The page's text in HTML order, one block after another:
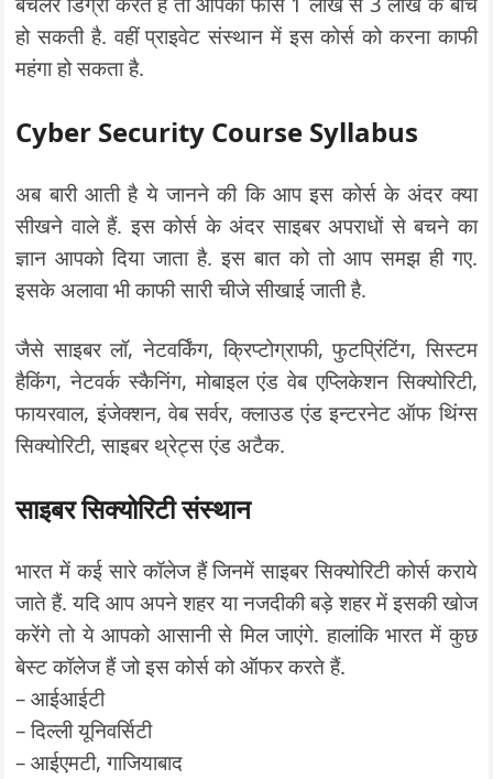
हो सकती है. वहीं प्राइवेट संस्थान में इस कोर्स को करना काफी
महंगा हो सकता है.
Cyber Security Course Syllabus
अब बारी आती है ये जानने की कि आप इस कोर्स के अंदर क्या
सीखने वाले हैं. इस कोर्स के अंदर साइबर अपराधों से बचने का
ज्ञान आपको दिया जाता है. इस बात को तो आप समझ ही गए.
इसके अलावा भी काफी सारी चीजे सीखाई जाती है.
जैसे साइबर लॉ, नेटवर्किंग, क्रिप्टोग्राफी, फुटप्रिंटिंग, सिस्टम
हैकिंग, नेटवर्क स्कैनिंग, मोबाइल एंड वेब एप्लिकेशन सिक्योरिटी,
फायरवाल, इंजेक्शन, वेब सर्वर, क्लाउड एंड इन्टरनेट ऑफ थिंग्स
सिक्योरिटी, साइबर थ्रेट्स एंड अटैक.
साइबर सिक्योरिटी संस्थान
भारत में कई सारे कॉलेज हैं जिनमें साइबर सिक्योरिटी कोर्स कराये
जाते हैं. यदि आप अपने शहर या नजदीकी बड़े शहर में इसकी खोज
करेंगे तो ये आपको आसानी से मिल जाएंगे. हालांकि भारत में कुछ
बेस्ट कॉलेज हैं जो इस कोर्स को ऑफर करते हैं.
– आईआईटी
– दिल्ली यूनिवर्सिटी
– आईएमटी, गाजियाबाद